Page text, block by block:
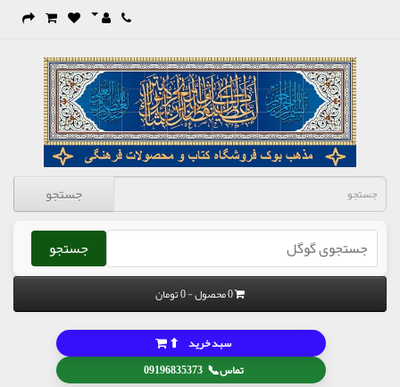
جستجو
جستجو
0 محصول - 0 تومان
تماس📞
09196835373
سبد خرید ⬆